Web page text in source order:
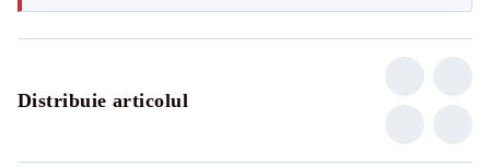
Distribuie articolul